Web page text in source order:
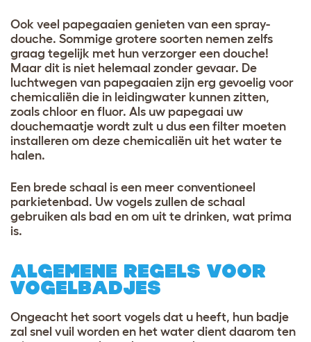
Ook veel papegaaien genieten van een spray-
douche. Sommige grotere soorten nemen zelfs
graag tegelijk met hun verzorger een douche!
Maar dit is niet helemaal zonder gevaar. De
luchtwegen van papegaaien zijn erg gevoelig voor
chemicaliën die in leidingwater kunnen zitten,
zoals chloor en fluor. Als uw papegaai uw
douchemaatje wordt zult u dus een filter moeten
installeren om deze chemicaliën uit het water te
halen.
Een brede schaal is een meer conventioneel
parkietenbad. Uw vogels zullen de schaal
gebruiken als bad en om uit te drinken, wat prima
is.
ALGEMENE REGELS VOOR
VOGELBADJES
Ongeacht het soort vogels dat u heeft, hun badje
zal snel vuil worden en het water dient daarom ten